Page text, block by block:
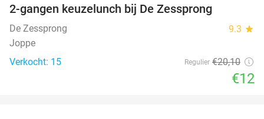
NEW
TODAY
2-gangen keuzelunch bij De Zessprong
De Zessprong 9.3 star
Joppe
Verkocht: 15
Regulier €20,10
€12